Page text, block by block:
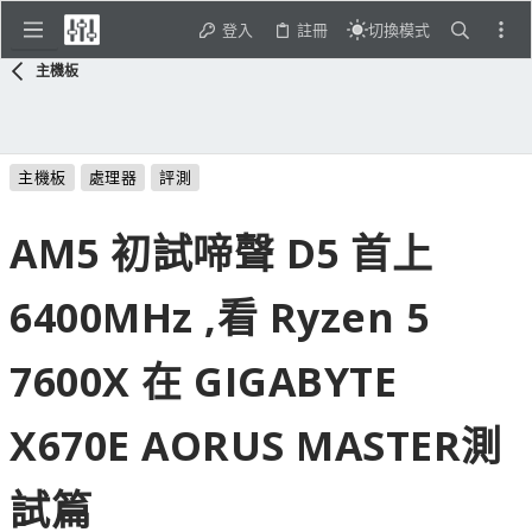
登入 註冊 切換模式
主機板
主機板 處理器 評測
AM5 初試啼聲 D5 首上
6400MHz ,看 Ryzen 5
7600X 在 GIGABYTE
X670E AORUS MASTER測
試篇